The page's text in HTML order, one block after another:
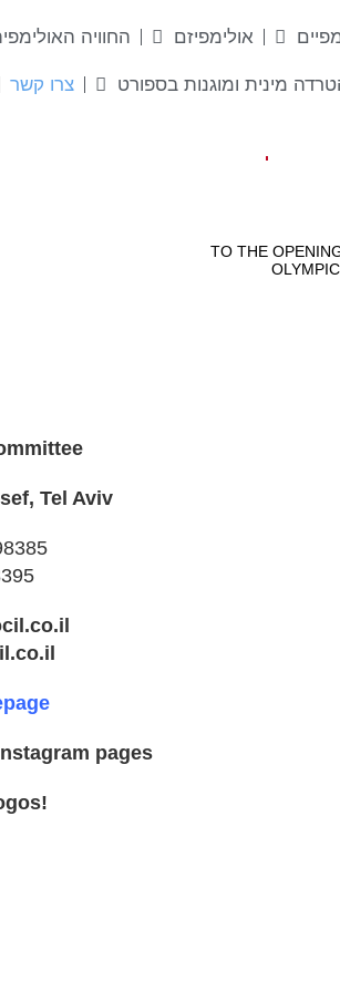
אולימפיזם החוויה
מינית ומוגנות בספורט צרו קשר
pages
!Click on the logos